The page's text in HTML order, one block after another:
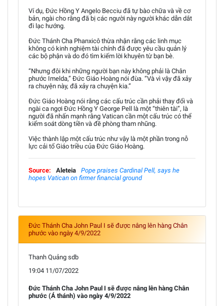
Ví dụ, Đức Hồng Y Angelo Becciu đã tự bào chữa và về cơ
bản, ngài cho rằng đã bị các người này người khác dẫn dắt
đi lạc hướng.
Đức Thánh Cha Phanxicô thừa nhận rằng các linh mục
không có kinh nghiệm tài chính đã được yêu cầu quản lý
các bộ phận và do đó tìm kiếm lời khuyên từ bạn bè.
“Nhưng đôi khi những người bạn này không phải là Chân
phước Imelda,” Đức Giáo Hoàng nói đùa. “Và vì vậy đã xảy
ra chuyện này, đã xảy ra chuyện kia.”
Đức Giáo Hoàng nói rằng các cấu trúc cần phải thay đổi và
ngài ca ngợi Đức Hồng Y George Pell là một “thiên tài”, là
người đã nhấn mạnh rằng Vatican cần một cấu trúc có thể
kiểm soát dòng tiền và đề phòng tham nhũng.
Việc thành lập một cấu trúc như vậy là một phần trong nỗ
lực cải tổ Giáo triều của Đức Giáo Hoàng.
Source: Aleteia
Pope praises Cardinal Pell, says he
hopes Vatican on firmer financial ground
Đức Thánh Cha John Paul I sẽ được nâng lên hàng Chân
phước vào ngày 4/9/2022
Thanh Quảng sdb
19:04 11/07/2022
Đức Thánh Cha John Paul I sẽ được nâng lên hàng Chân
phước (Á thánh) vào ngày 4/9/2022